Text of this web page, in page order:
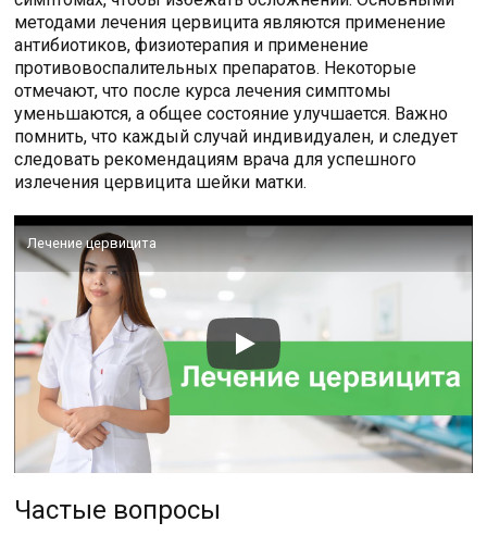
методами лечения цервицита являются применение
антибиотиков, физиотерапия и применение
противовоспалительных препаратов. Некоторые
отмечают, что после курса лечения симптомы
уменьшаются, а общее состояние улучшается. Важно
помнить, что каждый случай индивидуален, и следует
следовать рекомендациям врача для успешного
излечения цервицита шейки матки.
Лечение цервицита
Частые вопросы